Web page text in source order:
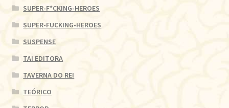
SUPER-F*CKING-HEROES
SUPER-FUCKING-HEROES
SUSPENSE
TAI EDITORA
TAVERNA DO REI
TEÓRICO